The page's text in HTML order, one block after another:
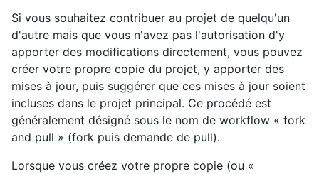
Si vous souhaitez contribuer au projet de quelqu'un
d'autre mais que vous n'avez pas l'autorisation d'y
apporter des modifications directement, vous pouvez
créer votre propre copie du projet, y apporter des
mises à jour, puis suggérer que ces mises à jour soient
incluses dans le projet principal. Ce procédé est
généralement désigné sous le nom de workflow « fork
and pull » (fork puis demande de pull).
Lorsque vous créez votre propre copie (ou «